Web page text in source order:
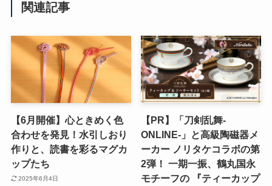
関連記事
【6月開催】心ときめく色
合わせを発見！水引しおり
作りと、読書を彩るマグカ
ップたち
2025年6月4日
【PR】「刀剣乱舞-
ONLINE-」と高級陶磁器メ
ーカー ノリタケコラボの第
2弾！ 一期一振、鶴丸国永
モチーフの 『ティーカップ